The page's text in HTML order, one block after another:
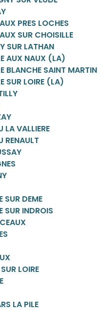
PRES LOCHES
SUR CHOISILLE
SUR LATHAN
AUX NAUX (LA)
BLANCHE SAINT MARTIN
SUR LOIRE (LA)
LA VALLIERE
RENAULT
SUR DEME
SUR INDROIS
LOIRE
LA PILE